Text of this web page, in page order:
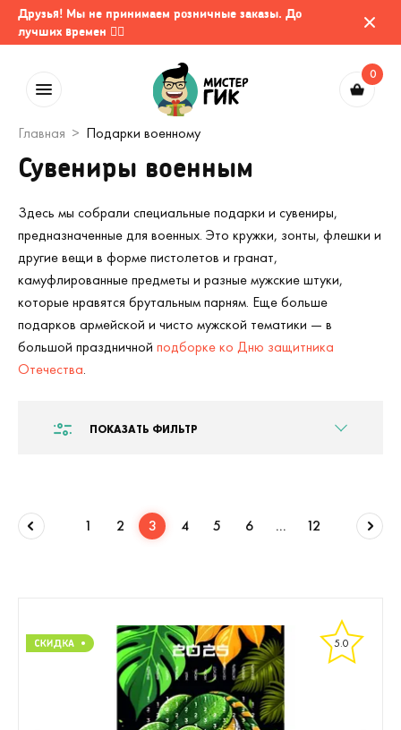
Друзья! Мы не принимаем розничные заказы. До
лучших времен 🤷‍♂️
0
Главная Подарки военному
Сувениры военным
Здесь мы собрали специальные подарки и сувениры,
предназначенные для военных. Это кружки, зонты, флешки и
другие вещи в форме пистолетов и гранат,
камуфлированные предметы и разные мужские штуки,
которые нравятся брутальным парням. Еще больше
подарков армейской и чисто мужской тематики — в
большой праздничной подборке ко Дню защитника
Отечества.
ПОКАЗАТЬ ФИЛЬТР
1 2 3 4 5 6 ... 12
5.0